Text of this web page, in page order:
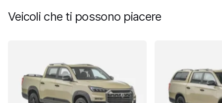
Veicoli che ti possono piacere